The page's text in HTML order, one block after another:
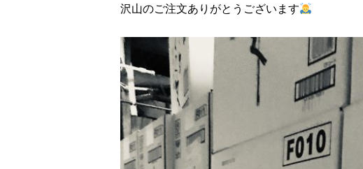
沢山のご注文ありがとうございます